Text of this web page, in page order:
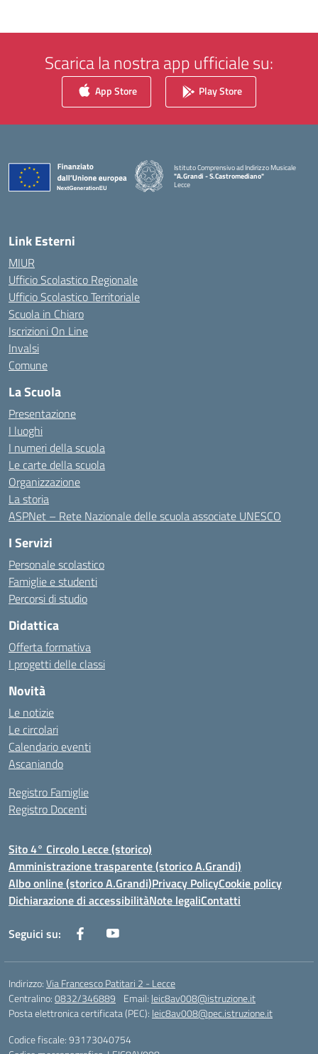
Scarica la nostra app ufficiale su:
App Store Play Store
Istituto Comprensivo ad Indirizzo Musicale
"A.Grandi - S.Castromediano"
Lecce
Link Esterni
MIUR
Ufficio Scolastico Regionale
Ufficio Scolastico Territoriale
Scuola in Chiaro
Iscrizioni On Line
Invalsi
Comune
La Scuola
Presentazione
I luoghi
I numeri della scuola
Le carte della scuola
Organizzazione
La storia
ASPNet – Rete Nazionale delle scuola associate UNESCO
I Servizi
Personale scolastico
Famiglie e studenti
Percorsi di studio
Didattica
Offerta formativa
I progetti delle classi
Novità
Le notizie
Le circolari
Calendario eventi
Ascaniando
Registro Famiglie
Registro Docenti
Sito 4° Circolo Lecce (storico)
Amministrazione trasparente (storico A.Grandi)
Albo online (storico A.Grandi)Privacy PolicyCookie policy
Dichiarazione di accessibilitàNote legaliContatti
Seguici su:
Indirizzo:Via Francesco Patitari 2 - Lecce
Centralino:0832/346889 Email: leic8av008@istruzione.it
Posta elettronica certificata (PEC): leic8av008@pec.istruzione.it
Codice fiscale: 93173040754